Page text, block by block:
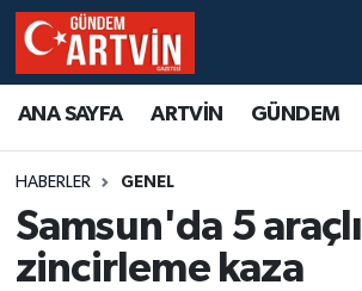
ANA SAYFA ARTVİN GÜNDEM
HABERLER GENEL
Samsun'da 5 araçlı
zincirleme kaza